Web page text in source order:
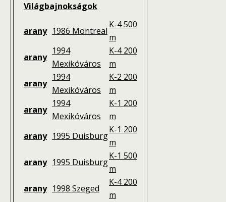
Világbajnokságok
arany 1986 Montreal
K-4 500
m
arany
1994
Mexikóváros
K-4 200
m
arany
1994
Mexikóváros
K-2 200
m
arany
1994
Mexikóváros
K-1 200
m
arany 1995 Duisburg
K-1 200
m
arany 1995 Duisburg
K-1 500
m
arany 1998 Szeged
K-4 200
m